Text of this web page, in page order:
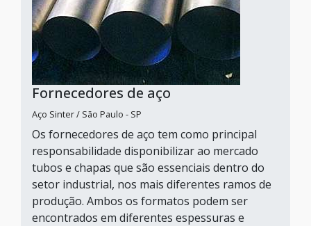
Fornecedores de aço
Aço Sinter / São Paulo - SP
Os fornecedores de aço tem como principal
responsabilidade disponibilizar ao mercado
tubos e chapas que são essenciais dentro do
setor industrial, nos mais diferentes ramos de
produção. Ambos os formatos podem ser
encontrados em diferentes espessuras e